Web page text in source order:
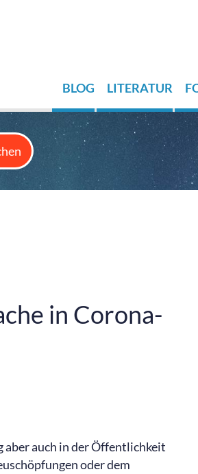
BLOG LITERATUR
in Corona-
aber auch in der Öffentlichkeit
oder dem